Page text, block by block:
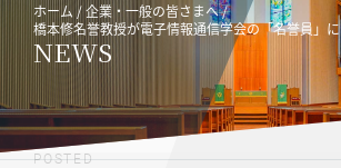
ホーム
企業・一般の皆さまへ
橋本修名誉教授が電子情報通信学会の「名誉員」に
NEWS
POSTED